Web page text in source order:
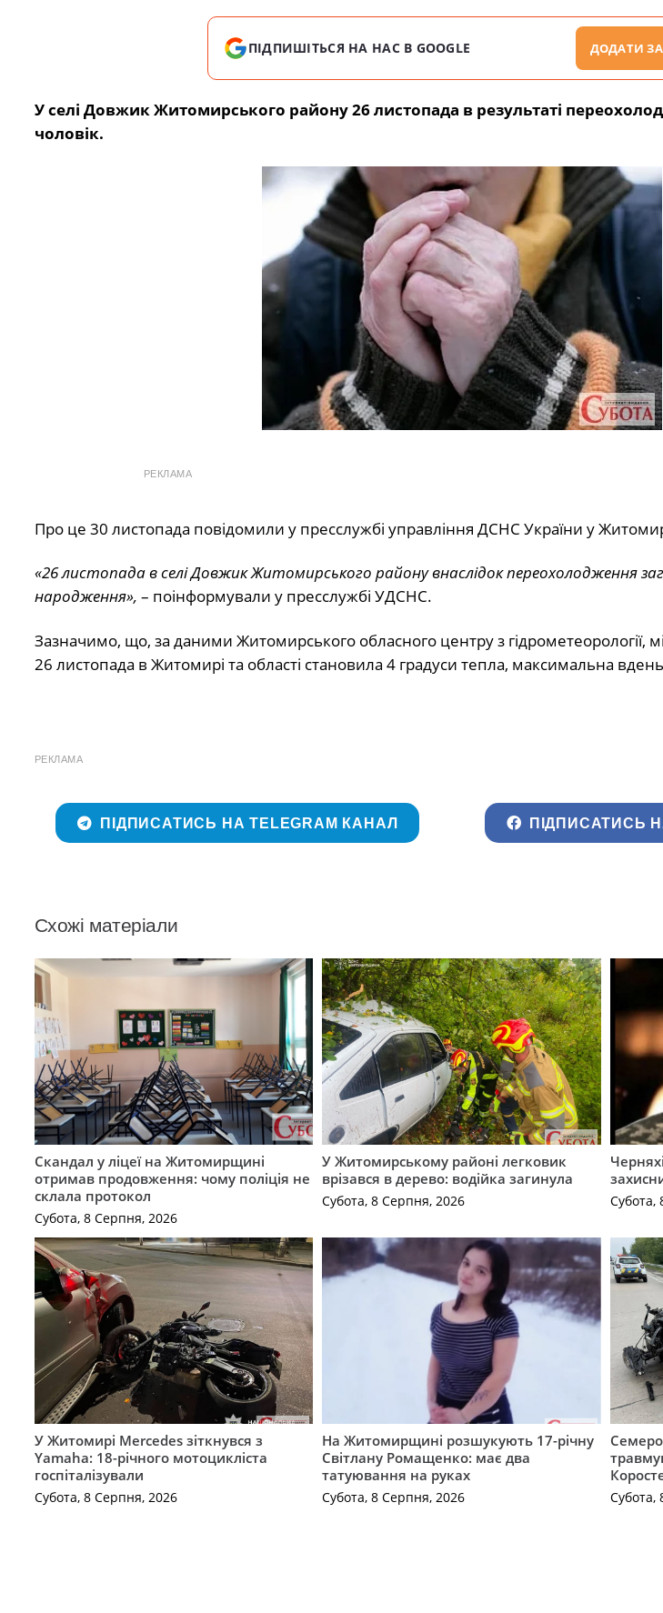
ПІДПИШІТЬСЯ НА НАС В GOOGLE ДОДАТИ
У селі Довжик Житомирського району 26 листопада в результаті
чоловік.
РЕКЛАМА
Про це 30 листопада повідомили у пресслужбі управління ДСНС України у
«26 листопада в селі Довжик Житомирського району внаслідок переохолодження
народження», – поінформували у пресслужбі УДСНС.
Зазначимо, що, за даними Житомирського обласного центру з гідрометеорології,
26 листопада в Житомирі та області становила 4 градуси тепла, максимальна вдень
РЕКЛАМА
ПІДПИСАТИСЬ НА TELEGRAM КАНАЛ ПІДПИСАТИСЬ
Схожі матеріали
Скандал у ліцеї на Житомирщині
отримав продовження: чому поліція не
склала протокол
Субота, 8 Серпня, 2026
У Житомирському районі легковик
врізався в дерево: водійка загинула
Субота, 8 Серпня, 2026 Субота,
У Житомирі Mercedes зіткнувся з
Yamaha: 18-річного мотоцикліста
госпіталізували
Субота, 8 Серпня, 2026
На Житомирщині розшукують 17-річну
Світлану Ромащенко: має два
татуювання на руках
Субота, 8 Серпня, 2026 Субота,